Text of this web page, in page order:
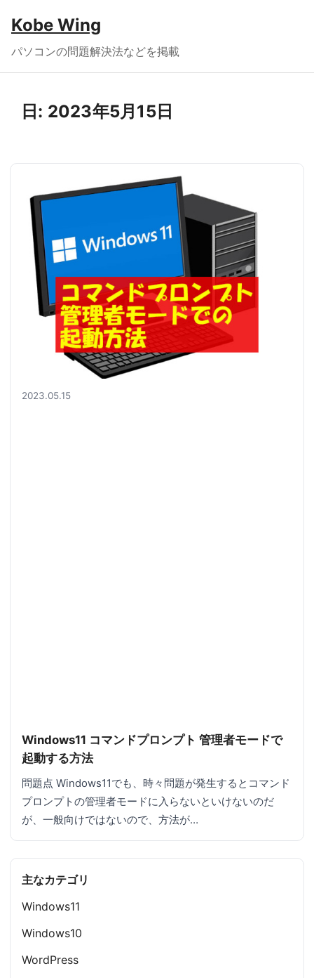
Kobe Wing
パソコンの問題解決法などを掲載
日: 2023年5月15日
2023.05.15
Windows11 コマンドプロンプト 管理者モードで
起動する方法
問題点 Windows11でも、時々問題が発生するとコマンド
プロンプトの管理者モードに入らないといけないのだ
が、一般向けではないので、方法が…
主なカテゴリ
Windows11
Windows10
WordPress